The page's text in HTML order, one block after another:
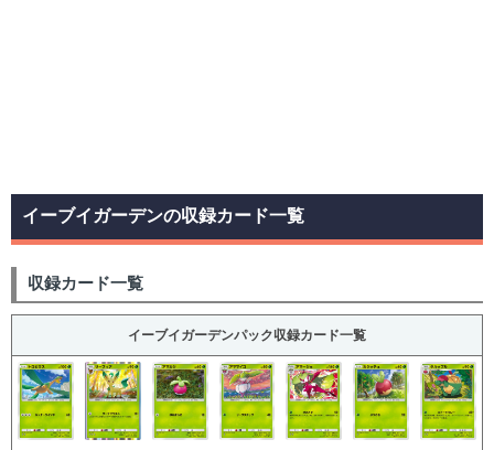
イーブイガーデンの収録カード一覧
収録カード一覧
イーブイガーデンパック収録カード一覧